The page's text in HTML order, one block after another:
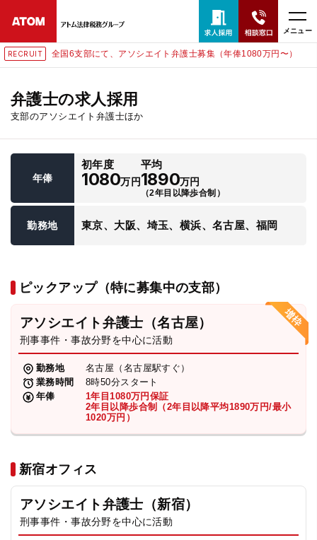
メニュー
RECRUIT 全国6支部にて、アソシエイト弁護士募集（年俸1080万円〜）
弁護士の求人採用
支部のアソシエイト弁護士ほか
年俸
初年度
1080万円
平均
1890万円
（2年目以降歩合制）
勤務地 東京、大阪、埼玉、横浜、名古屋、福岡
ピックアップ（特に募集中の支部）
アソシエイト弁護士（名古屋）
刑事事件・事故分野を中心に活動
勤務地
名古屋（名古屋駅すぐ）
業務時間
8時50分スタート
年俸
1年目1080万円保証
2年目以降歩合制（2年目以降平均1890万円/最小
1020万円）
新宿オフィス
アソシエイト弁護士（新宿）
刑事事件・事故分野を中心に活動
24時間365日全国対応
無料相談窓口はこちら
弁護士・税理士
費用
求人採用
お知らせ